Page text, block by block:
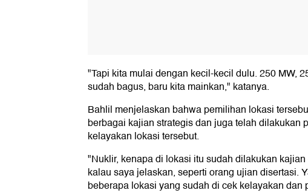
"Tapi kita mulai dengan kecil-kecil dulu. 250 MW,
sudah bagus, baru kita mainkan," katanya.
Bahlil menjelaskan bahwa pemilihan lokasi
berbagai kajian strategis dan juga telah dilakukan
kelayakan lokasi tersebut.
"Nuklir, kenapa di lokasi itu sudah dilakukan
kalau saya jelaskan, seperti orang ujian disertasi.
beberapa lokasi yang sudah di cek kelayakan dan